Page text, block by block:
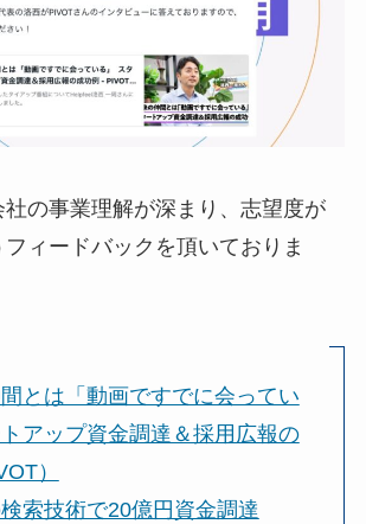
の事業理解が深まり、志望度が
ィードバックを頂いておりま
とは「動画ですでに会ってい
アップ資金調達＆採用広報の
）
索技術で20億円資金調達